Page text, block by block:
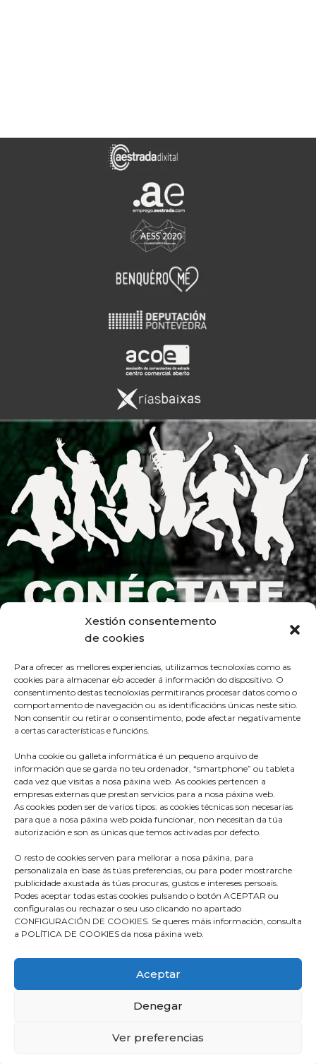
Xestión consentemento
de cookies
Para ofrecer as mellores experiencias, utilizamos tecnoloxías como as
cookies para almacenar e/o acceder á información do dispositivo. O
consentimento destas tecnoloxías permitiranos procesar datos como o
comportamento de navegación ou as identificacións únicas neste sitio.
Non consentir ou retirar o consentimento, pode afectar negativamente
a certas características e funcións.
Unha cookie ou galleta informática é un pequeno arquivo de
información que se garda no teu ordenador, “smartphone” ou tableta
cada vez que visitas a nosa páxina web. As cookies pertencen a
empresas externas que prestan servicios para a nosa páxina web.
As cookies poden ser de varios tipos: as cookies técnicas son necesarias
para que a nosa páxina web poida funcionar, non necesitan da túa
autorización e son as únicas que temos activadas por defecto.
O resto de cookies serven para mellorar a nosa páxina, para
personalizala en base ás túas preferencias, ou para poder mostrarche
publicidade axustada ás túas procuras, gustos e intereses persoais.
Podes aceptar todas estas cookies pulsando o botón ACEPTAR ou
configuralas ou rechazar o seu uso clicando no apartado
CONFIGURACIÓN DE COOKIES. Se queres máis información, consulta
a POLÍTICA DE COOKIES da nosa páxina web.
Aceptar
Denegar
Ver preferencias
Praza do Concello s/n
Telf: 986570165
info@aestrada.gal
square
Compromiso coa Protección de Datos
Política de Privacidade